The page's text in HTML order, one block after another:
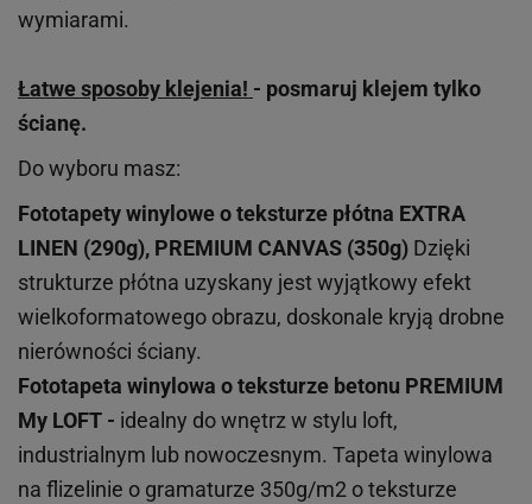
wymiarami.
Łatwe sposoby klejenia! - posmaruj klejem tylko
ścianę.
Do wyboru masz:
Fototapety winylowe oteksturze płótna EXTRA
LINEN (290g), PREMIUM CANVAS (350g) Dzięki
strukturze płótna uzyskany jest wyjątkowy efekt
wielkoformatowego obrazu, doskonale kryją drobne
nierówności ściany.
Fototapeta winylowa oteksturze betonu PREMIUM
My LOFT - idealny do wnętrz w stylu loft,
industrialnym lub nowoczesnym. Tapeta winylowa
na flizelinie o gramaturze 350g/m2 o teksturze